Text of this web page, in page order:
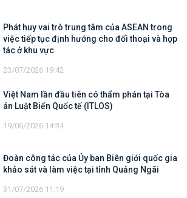
Phát huy vai trò trung tâm của ASEAN trong
việc tiếp tục định hướng cho đối thoại và hợp
tác ở khu vực
23/07/2026 19:42
Việt Nam lần đầu tiên có thẩm phán tại Tòa
án Luật Biển Quốc tế (ITLOS)
19/06/2026 14:34
Đoàn công tác của Ủy ban Biên giới quốc gia
khảo sát và làm việc tại tỉnh Quảng Ngãi
31/07/2026 11:19